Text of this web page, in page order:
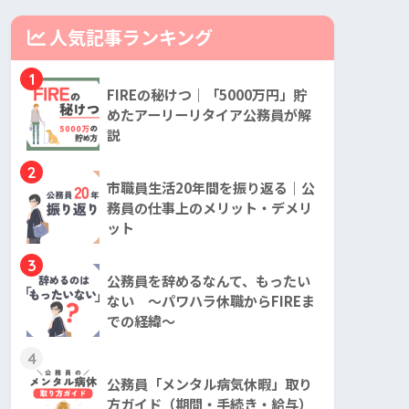
人気記事ランキング
1
FIREの秘けつ｜「5000万円」貯
めたアーリーリタイア公務員が解
説
2
市職員生活20年間を振り返る｜公
務員の仕事上のメリット・デメリ
ット
3
公務員を辞めるなんて、もったい
ない ～パワハラ休職からFIREま
での経緯～
4
公務員「メンタル病気休暇」取り
方ガイド（期間・手続き・給与）